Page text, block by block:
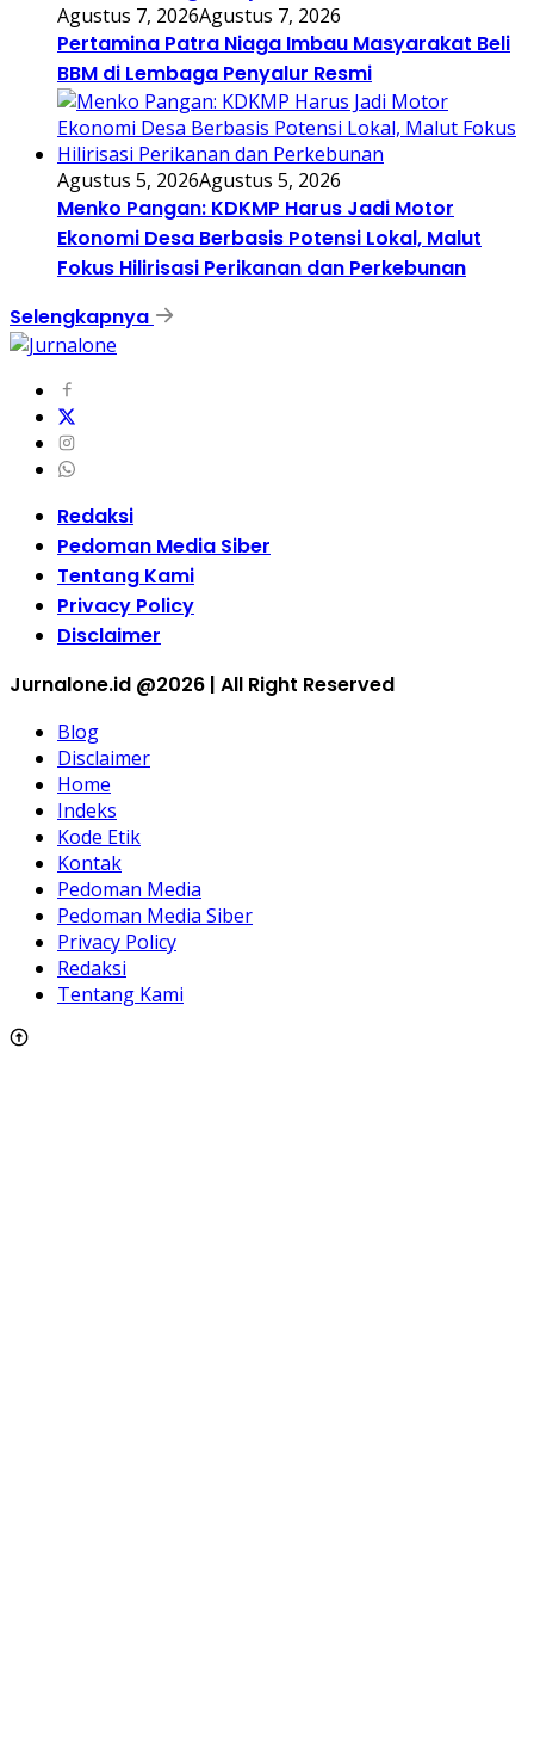
Agustus 7, 2026Agustus 7, 2026
Pertamina Patra Niaga Imbau Masyarakat Beli
BBM di Lembaga Penyalur Resmi
Agustus 5, 2026Agustus 5, 2026
Menko Pangan: KDKMP Harus Jadi Motor
Ekonomi Desa Berbasis Potensi Lokal, Malut
Fokus Hilirisasi Perikanan dan Perkebunan
Selengkapnya
Redaksi
Pedoman Media Siber
Tentang Kami
Privacy Policy
Disclaimer
Jurnalone.id @2026 | All Right Reserved
Blog
Disclaimer
Home
Indeks
Kode Etik
Kontak
Pedoman Media
Pedoman Media Siber
Privacy Policy
Redaksi
Tentang Kami